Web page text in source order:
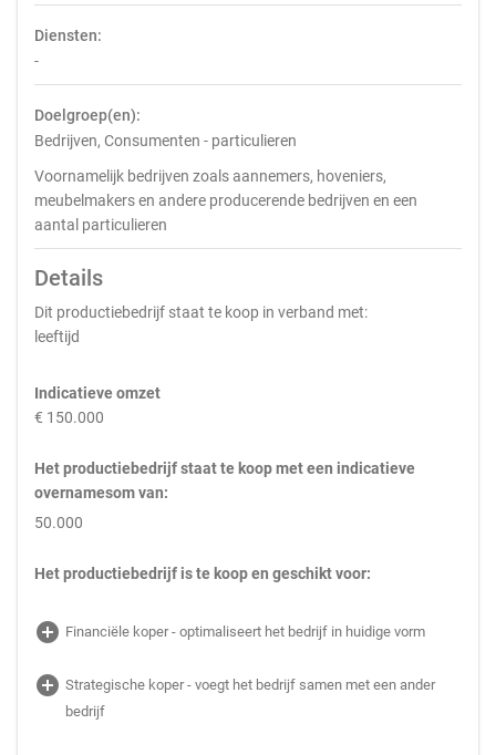
Diensten:
-
Doelgroep(en):
Bedrijven, Consumenten - particulieren
Voornamelijk bedrijven zoals aannemers, hoveniers,
meubelmakers en andere producerende bedrijven en een
aantal particulieren
Details
Dit productiebedrijf staat te koop in verband met:
leeftijd
Indicatieve omzet
€ 150.000
Het productiebedrijf staat te koop met een indicatieve
overnamesom van:
50.000
Het productiebedrijf is te koop en geschikt voor:
add_circle Financiële koper - optimaliseert het bedrijf in huidige vorm
add_circle Strategische koper - voegt het bedrijf samen met een ander
bedrijf